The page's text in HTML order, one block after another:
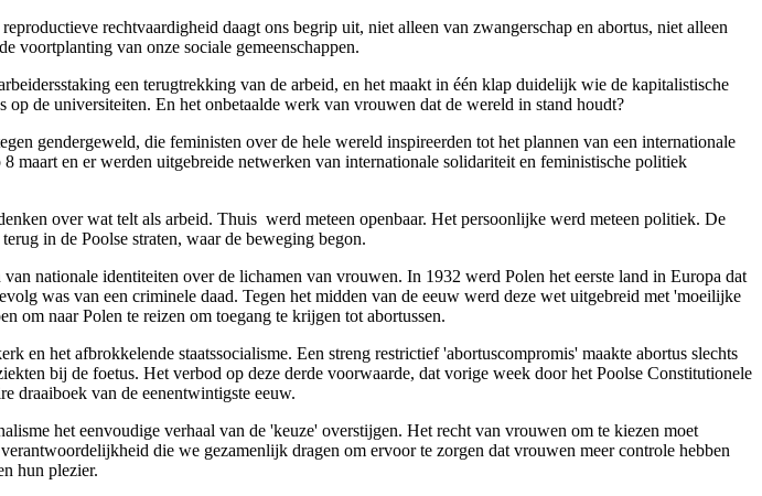
rechtvaardigheid daagt ons begrip uit, niet alleen van zwangerschap en abortus, niet alleen
voortplanting van onze sociale gemeenschappen.
een terugtrekking van de arbeid, en het maakt in één klap duidelijk wie de kapitalistische
de universiteiten. En het onbetaalde werk van vrouwen dat de wereld in stand houdt?
gendergeweld, die feministen over de hele wereld inspireerden tot het plannen van een internationale
en er werden uitgebreide netwerken van internationale solidariteit en feministische politiek
over wat telt als arbeid. Thuis werd meteen openbaar. Het persoonlijke werd meteen politiek. De
in de Poolse straten, waar de beweging begon.
nationale identiteiten over de lichamen van vrouwen. In 1932 werd Polen het eerste land in Europa dat
was van een criminele daad. Tegen het midden van de eeuw werd deze wet uitgebreid met 'moeilijke
om naar Polen te reizen om toegang te krijgen tot abortussen.
en het afbrokkelende staatssocialisme. Een streng restrictief 'abortuscompromis' maakte abortus slechts
bij de foetus. Het verbod op deze derde voorwaarde, dat vorige week door het Poolse Constitutionele
draaiboek van de eenentwintigste eeuw.
het eenvoudige verhaal van de 'keuze' overstijgen. Het recht van vrouwen om te kiezen moet
die we gezamenlijk dragen om ervoor te zorgen dat vrouwen meer controle hebben
hun plezier.